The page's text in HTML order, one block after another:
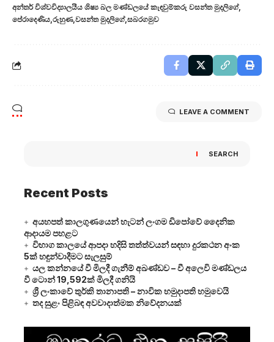
අන්තර් විශ්වවිද්‍යාලයීය ශිෂ්‍ය බල මණ්ඩලයේ කැඳවුම්කරු වසන්ත මුදලිගේ
පේරාදෙණිය රුහුණ වසන්ත මුදලිගේ සබරගමුව
LEAVE A COMMENT
SEARCH
Recent Posts
අයහපත් කාලගුණයෙන් හැටන් ලංගම ඩිපෝවේ දෛනික
ආදායම පහළට
විභාග කාලයේ ආපදා හදිසි තත්ත්වයන් සඳහා දුරකථන අංක
5ක් හඳුන්වාදීමට සැලසුම්
යල කන්නයේ වී මිලදී ගැනීම් අඛණ්ඩව – වී අලෙවි මණ්ඩලය
වී ටොන් 19,592ක් මිලදී ගනියි
ශ්‍රී ලංකාවේ තුර්කි තානාපති – නාවික හමුදාපති හමුවෙයි
තද සුළං පිළිබඳ අවවාදාත්මක නිවේදනයක්